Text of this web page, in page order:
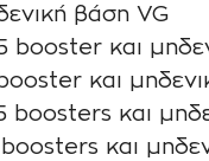
βάση VG
booster και
και
boosters και
και